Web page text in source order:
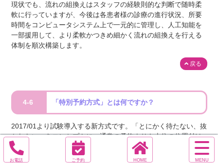
現状でも、流れの組換えはスタッフの経験則的な判断で随時柔
軟に行っていますが、今後は各患者様の診療の進行状況、所要
時間をコンピュータシステム上で一元的に管理し、人工知能を
一部援用して、より柔軟かつきめ細かく流れの組換えを行える
体制を順次構築します。
戻る
4-6 「特別予約方式」とは何ですか？
2017/01より試験導入する新方式です。「とにかく待たない、抜
かれない」をコンセプトに、通常の予約よりも上位の位置付け
で、まずは特定の患者様を対象に期間限定で実施します(※)。
電 オ ホ
サ
イ